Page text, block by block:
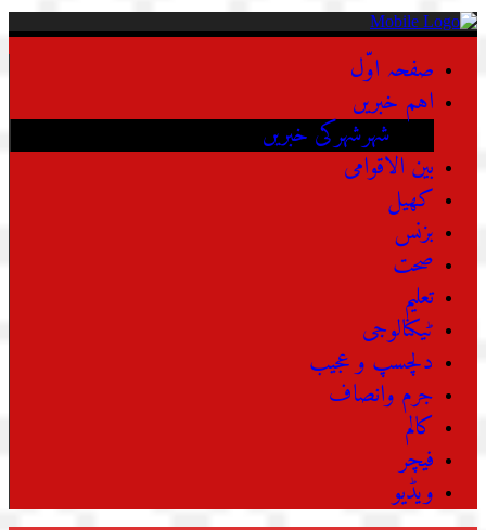
صفحہ اوّل
اہم خبریں
شہرشہرکی خبریں
بین الاقوامی
کھیل
بزنس
صحت
تعلیم
ٹیکنالوجی
دلچسپ و عجیب
جرم وانصاف
کالم
فیچر
ویڈیو